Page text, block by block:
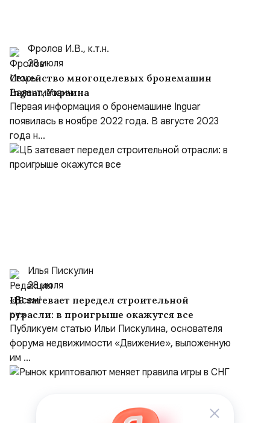
Фролов И.В., к.т.н.
28 июля
Семейство многоцелевых бронемашин
Inguar, Украина
Первая информация о бронемашине Inguar
появилась в ноябре 2022 года. В августе 2023
года н...
Илья Пискулин
28 июля
ЦБ затевает передел строительной
отрасли: в проигрыше окажутся все
Публикуем статью Ильи Пискулина, основателя
форума недвижимости «Движение», выложенную
им ...